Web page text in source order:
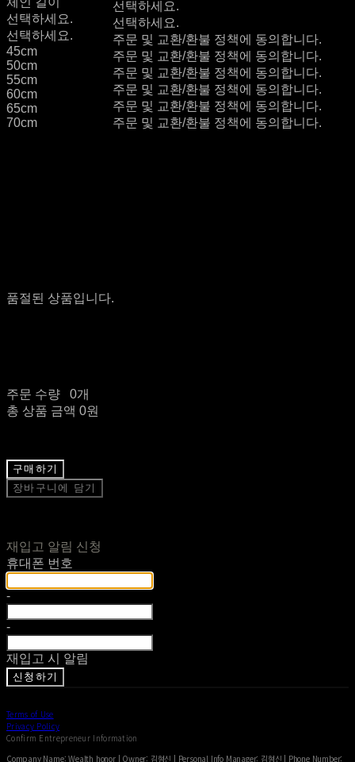
선택하세요.
선택하세요.
45cm
50cm
55cm
60cm
65cm
70cm
선택하세요.
선택하세요.
주문 및 교환/환불 정책에 동의합니다.
주문 및 교환/환불 정책에 동의합니다.
주문 및 교환/환불 정책에 동의합니다.
주문 및 교환/환불 정책에 동의합니다.
주문 및 교환/환불 정책에 동의합니다.
주문 및 교환/환불 정책에 동의합니다.
품절된 상품입니다.
주문 수량
0개
총 상품 금액 0원
구매하기
장바구니에 담기
재입고 알림 신청
휴대폰 번호
-
-
재입고 시 알림
신청하기
Terms of Use
Privacy Policy
Confirm Entrepreneur Information
Company Name: Wealth honor | Owner: 김형신 | Personal Info Manager: 김형신 | Phone Number: